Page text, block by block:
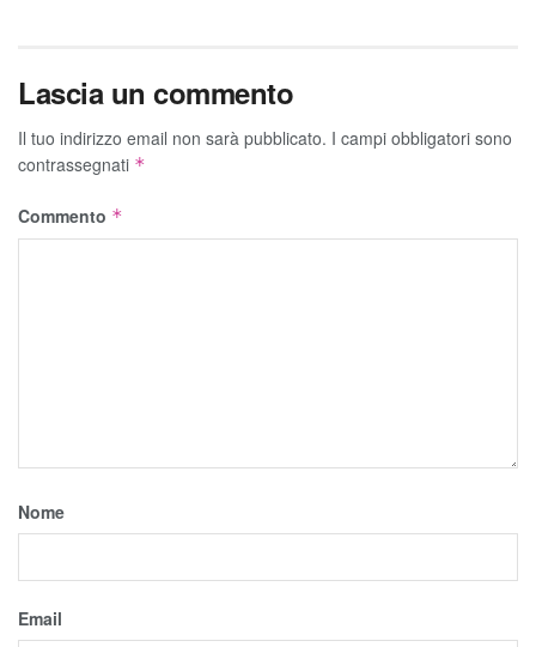
Lascia un commento
Il tuo indirizzo email non sarà pubblicato. I campi obbligatori sono
contrassegnati *
Commento *
Nome
Email